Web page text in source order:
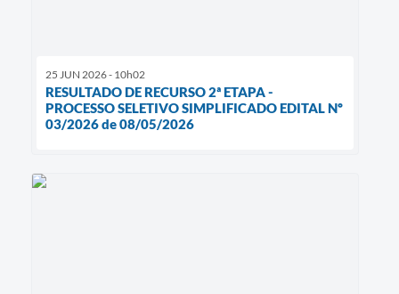
25 JUN 2026 - 10h02
RESULTADO DE RECURSO 2ª ETAPA -
PROCESSO SELETIVO SIMPLIFICADO EDITAL Nº
03/2026 de 08/05/2026